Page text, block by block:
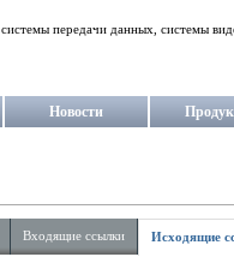
системы передачи данных, системы
Новости
Входящие ссылки Исходящие